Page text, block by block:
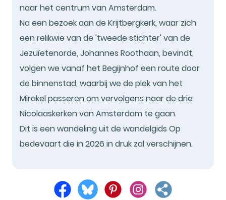
naar het centrum van Amsterdam.
Na een bezoek aan de Krijtbergkerk, waar zich
een relikwie van de 'tweede stichter' van de
Jezuïetenorde, Johannes Roothaan, bevindt,
volgen we vanaf het Begijnhof een route door
de binnenstad, waarbij we de plek van het
Mirakel passeren om vervolgens naar de drie
Nicolaaskerken van Amsterdam te gaan.
Dit is een wandeling uit de wandelgids Op
bedevaart die in 2026 in druk zal verschijnen.